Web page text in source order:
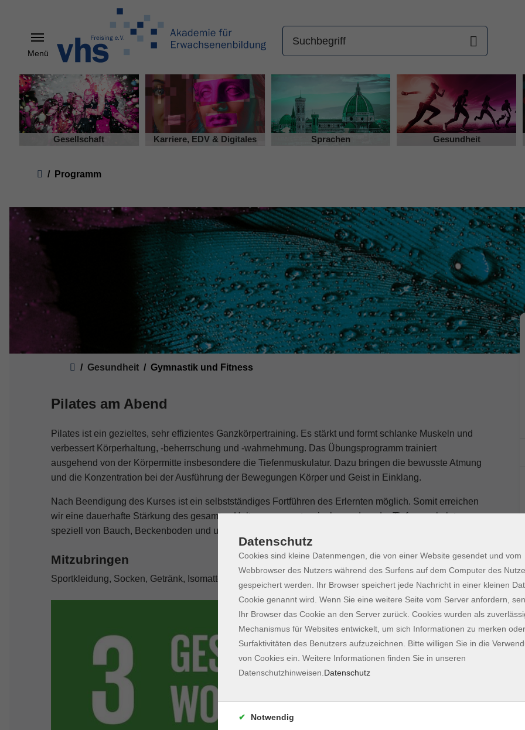
Menü
Gesellschaft Karriere, EDV & Digitales Sprachen Gesundheit
Programm
Gesundheit Gymnastik und Fitness
Pilates am Abend
Pilates ist ein gezieltes, sehr effizientes Ganzkörpertraining. Es stärkt und formt schlanke Muskeln und
verbessert Körperhaltung, -beherrschung und -wahrnehmung. Das Übungsprogramm trainiert
ausgehend von der Körpermitte insbesondere die Tiefenmuskulatur. Dazu bringen die bewusste Atmung
und die Konzentration bei der Ausführung der Bewegungen Körper und Geist in Einklang.
Nach Beendigung des Kurses ist ein selbstständiges Fortführen des Erlernten möglich. Somit erreichen
wir eine dauerhafte Stärkung des gesamten Haltungsapparates, insbesondere der Tiefenmuskulatur,
speziell von Bauch, Beckenboden und unterem Rücken.
Mitzubringen
Sportkleidung, Socken, Getränk, Isomatte, Handtuch
Datenschutz
Cookies sind kleine Datenmengen, die von einer Website gesendet und vom
Webbrowser des Nutzers während des Surfens auf dem Computer des
gespeichert werden. Ihr Browser speichert jede Nachricht in einer kleinen
Cookie genannt wird. Wenn Sie eine weitere Seite vom Server anfordern,
Ihr Browser das Cookie an den Server zurück. Cookies wurden als
Mechanismus für Websites entwickelt, um sich Informationen zu merken
Surfaktivitäten des Benutzers aufzuzeichnen. Bitte willigen Sie in die
von Cookies ein. Weitere Informationen finden Sie in unseren
Datenschutzhinweisen. Datenschutz
Notwendig